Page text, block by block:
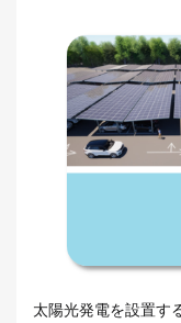
太陽光発電を設置す